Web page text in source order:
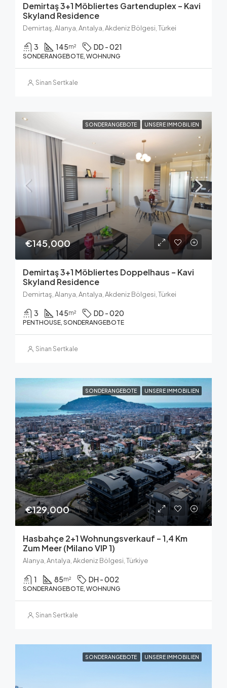
Demirtaş 3+1 Möbliertes Gartenduplex – Kavi
Skyland Residence
Demirtaş, Alanya, Antalya, Akdeniz Bölgesi, Türkei
3 145m² DD - 021
SONDERANGEBOTE, WOHNUNG
Sinan Sertkale
SONDERANGEBOTE UNSERE IMMOBILIEN
€145,000
Demirtaş 3+1 Möbliertes Doppelhaus – Kavi
Skyland Residence
Demirtaş, Alanya, Antalya, Akdeniz Bölgesi, Türkei
3 145m² DD - 020
PENTHOUSE, SONDERANGEBOTE
Sinan Sertkale
SONDERANGEBOTE UNSERE IMMOBILIEN
€129,000
Hasbahçe 2+1 Wohnungsverkauf – 1,4 Km
Zum Meer (Milano VIP 1)
Alanya, Antalya, Akdeniz Bölgesi, Türkiye
1 85m² DH - 002
SONDERANGEBOTE, WOHNUNG
Sinan Sertkale
SONDERANGEBOTE UNSERE IMMOBILIEN